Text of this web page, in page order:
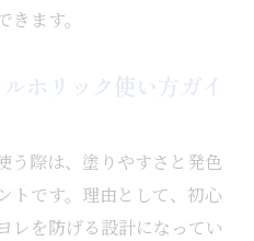
ます。
ホリック使い方ガイ
う際は、塗りやすさと発色
トです。理由として、初心
レを防げる設計になってい